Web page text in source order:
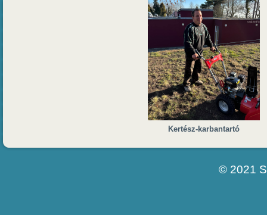
Kertész-karbantartó
© 2021